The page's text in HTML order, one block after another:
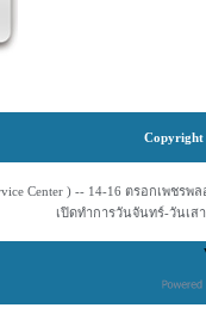
Copyright
Center ) -- 14-16 ตรอกเพชร
เปิดทำการวันจันทร์-วันเส